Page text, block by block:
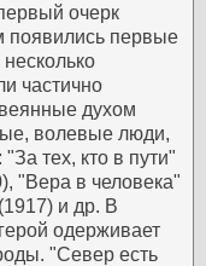
очерк
появились первые
частично
духом
волевые люди,
тех, кто в пути"
"Вера в человека"
и др. В
одерживает
"Север есть